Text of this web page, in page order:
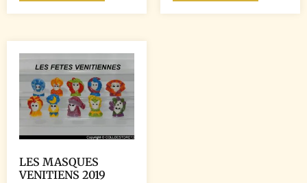
LES MASQUES
VENITIENS 2019